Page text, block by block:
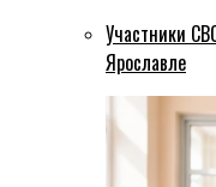
Участники
Ярославле